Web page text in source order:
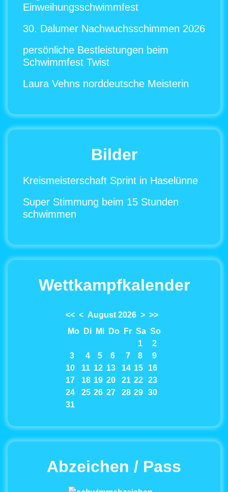
Einweihungsschwimmfest
30. Dalumer Nachwuchsschimmen 2026
persönliche Bestleistungen beim
Schwimmfest Twist
Laura Vehns norddeutsche Meisterin
Bilder
Kreismeisterschaft Sprint in Haselünne
Super Stimmung beim 15 Stunden
schwimmen
Wettkampfkalender
<< < August 2026 > >>
Mo
Di Mi Do Fr Sa So
1
2
3
4 5 6 7 8
9
10
11 12 13 14 15
16
17
18 19 20 21 22
23
24
25 26 27 28 29
30
31
Abzeichen / Pass